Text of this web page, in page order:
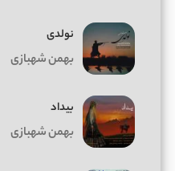
نولدی
بهمن شهبازی
بیداد
بهمن شهبازی